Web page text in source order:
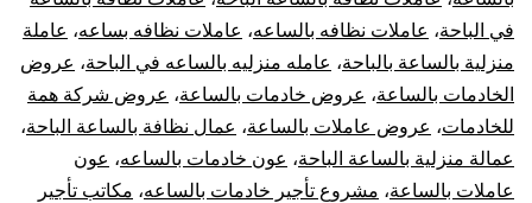
في الباحة، عاملات نظافه بالساعه، عاملات نظافه بساعه، عاملة
منزلية بالساعة بالباحة، عامله منزليه بالساعه في الباحة، عروض
الخادمات بالساعة، عروض خادمات بالساعة، عروض شركة همة
للخادمات، عروض عاملات بالساعة، عمال نظافة بالساعة الباحة،
عمالة منزلية بالساعة الباحة، عون خادمات بالساعه، عون
عاملات بالساعة، مشروع تأجير خادمات بالساعه، مكاتب تأجير